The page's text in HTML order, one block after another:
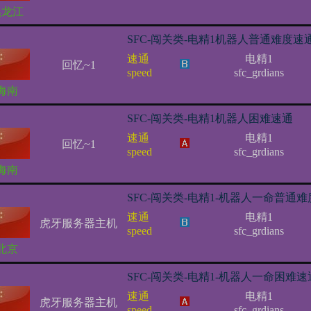
江
回忆~1
SFC-闯关类-电精1机器人普通难度速
速通
speed
电精1
sfc_grdians
南
回忆~1
SFC-闯关类-电精1机器人困难速通
速通
speed
电精1
sfc_grdians
南
虎牙服务器主机
SFC-闯关类-电精1-机器人一命普通难
速通
speed
电精1
sfc_grdians
京
虎牙服务器主机
SFC-闯关类-电精1-机器人一命困难速
速通
电精1